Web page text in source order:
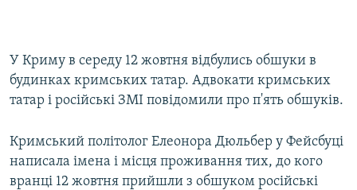
У Криму в середу 12 жовтня відбулись обшуки в
будинках кримських татар. Адвокати кримських
татар і російські ЗМІ повідомили про п'ять обшуків.
Кримський політолог Елеонора Дюльбер у Фейсбуці
написала імена і місця проживання тих, до кого
вранці 12 жовтня прийшли з обшуком російські